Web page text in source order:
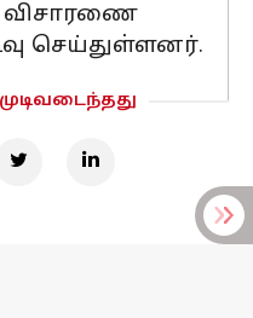
விசாரணை
செய்துள்ளனர்.